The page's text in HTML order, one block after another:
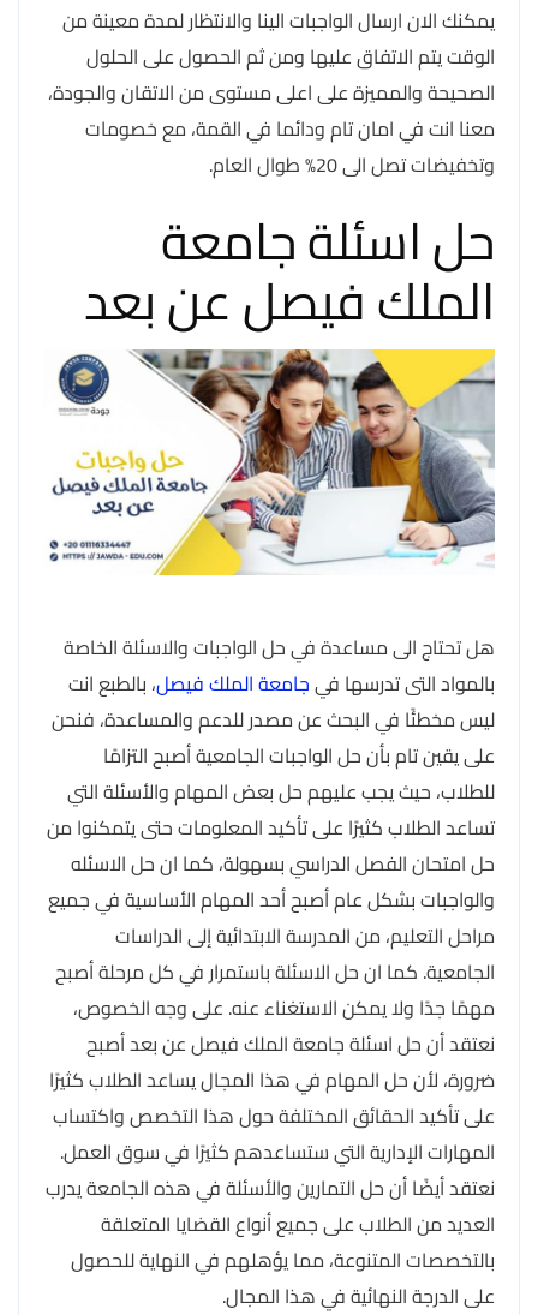
يمكنك الان ارسال الواجبات الينا والانتظار لمدة معينة من
الوقت يتم الاتفاق عليها ومن ثم الحصول على الحلول
الصحيحة والمميزة على اعلى مستوى من الاتقان والجودة،
معنا انت في امان تام ودائما في القمة، مع خصومات
وتخفيضات تصل الى 20% طوال العام.
حل اسئلة جامعة
الملك فيصل عن بعد
هل تحتاج الى مساعدة في حل الواجبات والاسئلة الخاصة
بالمواد التى تدرسها فيجامعة الملك فيصل، بالطبع انت
ليس مخطئًا في البحث عن مصدر للدعم والمساعدة، فنحن
على يقين تام بأن حل الواجبات الجامعية أصبح التزامًا
للطلاب، حيث يجب عليهم حل بعض المهام والأسئلة التي
تساعد الطلاب كثيرًا على تأكيد المعلومات حتى يتمكنوا من
حل امتحان الفصل الدراسي بسهولة، كما ان حل الاسئله
والواجبات بشكل عام أصبح أحد المهام الأساسية في جميع
مراحل التعليم، من المدرسة الابتدائية إلى الدراسات
الجامعية. كما ان حل الاسئلة باستمرار في كل مرحلة أصبح
مهمًا جدًا ولا يمكن الاستغناء عنه. على وجه الخصوص،
نعتقد أن حل اسئلة جامعة الملك فيصل عن بعد أصبح
ضرورة، لأن حل المهام في هذا المجال يساعد الطلاب كثيرًا
على تأكيد الحقائق المختلفة حول هذا التخصص واكتساب
المهارات الإدارية التي ستساعدهم كثيرًا في سوق العمل.
نعتقد أيضًا أن حل التمارين والأسئلة في هذه الجامعة يدرب
العديد من الطلاب على جميع أنواع القضايا المتعلقة
بالتخصصات المتنوعة، مما يؤهلهم في النهاية للحصول
على الدرجة النهائية في هذا المجال.